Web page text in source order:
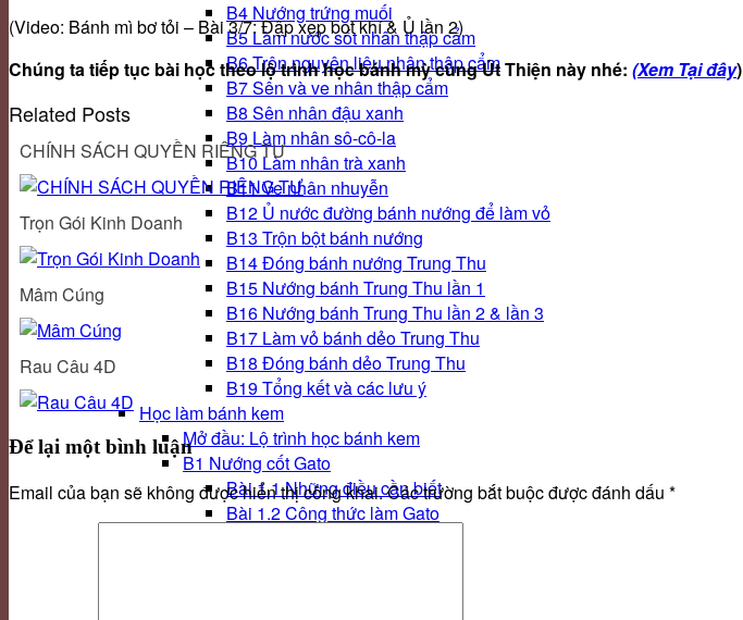
B4 Nướng trứng muối
B5 Làm nước sốt nhân thập cẩm
B6 Trộn nguyên liệu nhân thập cẩm
B7 Sên và ve nhân thập cẩm
B8 Sên nhân đậu xanh
B9 Làm nhân sô-cô-la
B10 Làm nhân trà xanh
B11 Ve nhân nhuyễn
B12 Ủ nước đường bánh nướng để làm vỏ
B13 Trộn bột bánh nướng
B14 Đóng bánh nướng Trung Thu
B15 Nướng bánh Trung Thu lần 1
B16 Nướng bánh Trung Thu lần 2 & lần 3
B17 Làm vỏ bánh dẻo Trung Thu
B18 Đóng bánh dẻo Trung Thu
B19 Tổng kết và các lưu ý
Học làm bánh kem
Mở đầu: Lộ trình học bánh kem
B1 Nướng cốt Gato
Bài 1.1 Những điều cần biết
Bài 1.2 Công thức làm Gato
(Video: Bánh mì bơ tỏi – Bài 3/7: Đập xẹp bọt khí & Ủ lần 2)
Chúng ta tiếp tục bài học theo lộ trình học bánh mỳ cùng Út Thiện này nhé: (Xem Tại đây)
Related Posts
CHÍNH SÁCH QUYỀN RIÊNG TƯ
Trọn Gói Kinh Doanh
Mâm Cúng
Rau Câu 4D
Để lại một bình luận
Email của bạn sẽ không được hiển thị công khai.Các trường bắt buộc được đánh dấu *